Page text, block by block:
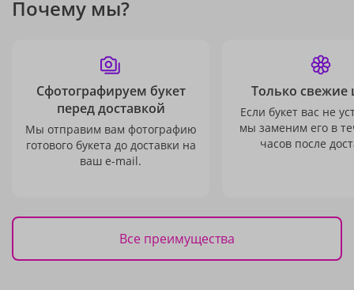
Почему мы?
Сфотографируем букет
перед доставкой
Мы отправим вам фотографию
готового букета до доставки на
ваш e-mail.
Только свежие
Если букет вас не
мы заменим его в
часов после
Все преимущества